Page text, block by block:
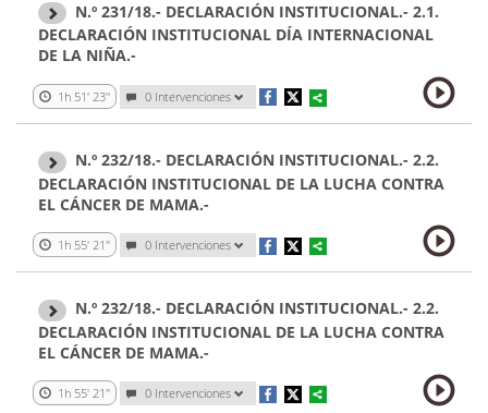
N.º 231/18.- DECLARACIÓN INSTITUCIONAL.- 2.1.
DECLARACIÓN INSTITUCIONAL DÍA INTERNACIONAL
DE LA NIÑA.-
1h 51' 23'' 0 Intervenciones
N.º 232/18.- DECLARACIÓN INSTITUCIONAL.- 2.2.
DECLARACIÓN INSTITUCIONAL DE LA LUCHA CONTRA
EL CÁNCER DE MAMA.-
1h 55' 21'' 0 Intervenciones
N.º 232/18.- DECLARACIÓN INSTITUCIONAL.- 2.2.
DECLARACIÓN INSTITUCIONAL DE LA LUCHA CONTRA
EL CÁNCER DE MAMA.-
1h 55' 21'' 0 Intervenciones